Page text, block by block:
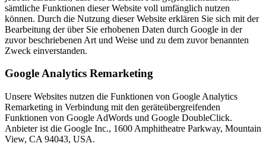
sämtliche Funktionen dieser Website voll umfänglich nutzen
können. Durch die Nutzung dieser Website erklären Sie sich mit der
Bearbeitung der über Sie erhobenen Daten durch Google in der
zuvor beschriebenen Art und Weise und zu dem zuvor benannten
Zweck einverstanden.
Google Analytics Remarketing
Unsere Websites nutzen die Funktionen von Google Analytics
Remarketing in Verbindung mit den geräteübergreifenden
Funktionen von Google AdWords und Google DoubleClick.
Anbieter ist die Google Inc., 1600 Amphitheatre Parkway, Mountain
View, CA 94043, USA.